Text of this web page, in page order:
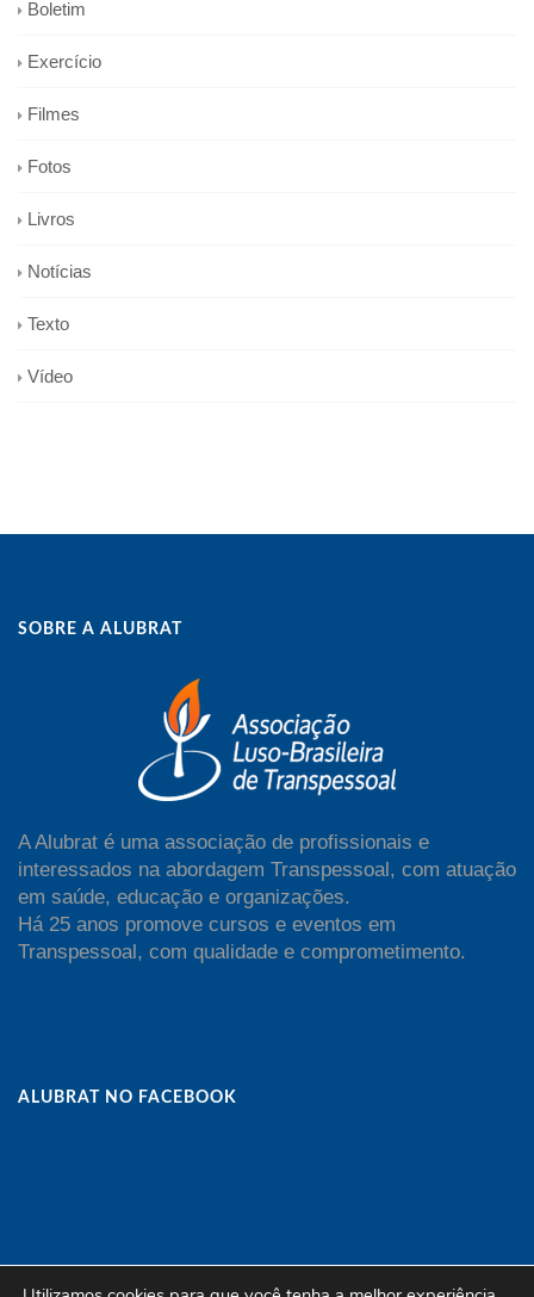
Boletim
Exercício
Filmes
Fotos
Livros
Notícias
Texto
Vídeo
SOBRE A ALUBRAT
A Alubrat é uma associação de profissionais e
interessados na abordagem Transpessoal, com atuação
em saúde, educação e organizações.
Há 25 anos promove cursos e eventos em
Transpessoal, com qualidade e comprometimento.
ALUBRAT NO FACEBOOK